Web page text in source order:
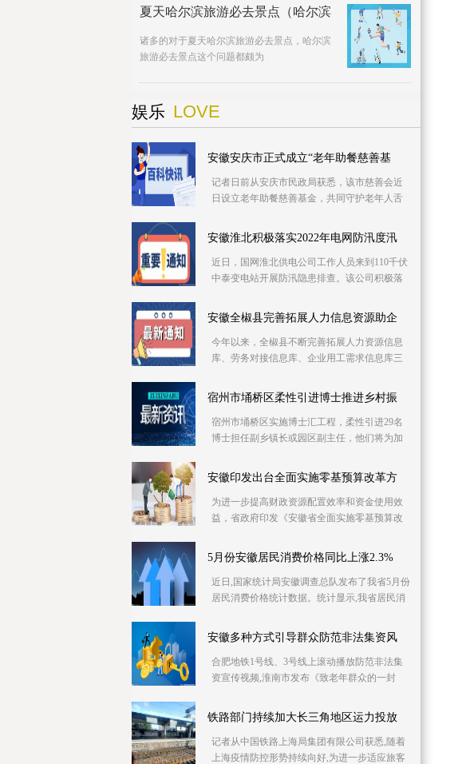
夏天哈尔滨旅游必去景点（哈尔滨
诸多的对于夏天哈尔滨旅游必去景点，哈尔滨
旅游必去景点这个问题都颇为
娱乐 LOVE
安徽安庆市正式成立“老年助餐慈善基
记者日前从安庆市民政局获悉，该市慈善会近
日设立老年助餐慈善基金，共同守护老年人舌
年食堂、社
安徽淮北积极落实2022年电网防汛度汛
近日，国网淮北供电公司工作人员来到110千伏
中泰变电站开展防汛隐患排查。该公司积极落
推进极端
安徽全椒县完善拓展人力信息资源助企
今年以来，全椒县不断完善拓展人力资源信息
库、劳务对接信息库、企业用工需求信息库三
息1 2万个
宿州市埇桥区柔性引进博士推进乡村振
宿州市埇桥区实施博士汇工程，柔性引进29名
博士担任副乡镇长或园区副主任，他们将为加
前，博士专
安徽印发出台全面实施零基预算改革方
为进一步提高财政资源配置效率和资金使用效
益，省政府印发《安徽省全面实施零基预算改
范围内全面
5月份安徽居民消费价格同比上涨2.3%
近日,国家统计局安徽调查总队发布了我省5月份
居民消费价格统计数据。统计显示,我省居民消
百分
安徽多种方式引导群众防范非法集资风
合肥地铁1号线、3号线上滚动播放防范非法集
资宣传视频,淮南市发布《致老年群众的一封
宣传月,今
铁路部门持续加大长三角地区运力投放
记者从中国铁路上海局集团有限公司获悉,随着
上海疫情防控形势持续向好,为进一步适应旅客